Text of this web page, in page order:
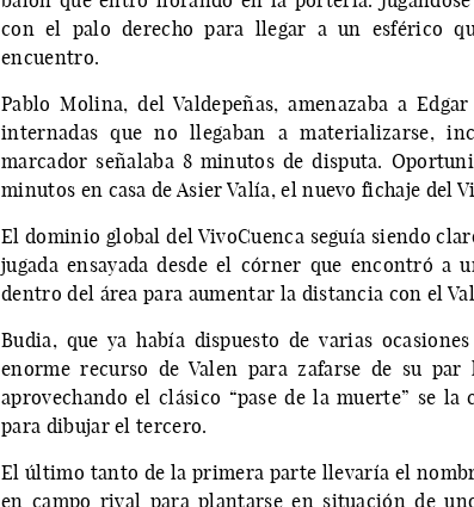
con el palo derecho para llegar a un esférico
encuentro.
Pablo Molina, del Valdepeñas, amenazaba a
internadas que no llegaban a materializarse,
marcador señalaba 8 minutos de disputa.
minutos en casa de Asier Valía, el nuevo fichaje del
El dominio global del VivoCuenca seguía siendo
jugada ensayada desde el córner que encontró a
dentro del área para aumentar la distancia con el
Budia, que ya había dispuesto de varias
enorme recurso de Valen para zafarse de su
aprovechando el clásico “pase de la muerte” se
para dibujar el tercero.
El último tanto de la primera parte llevaría el
en campo rival para plantarse en situación de